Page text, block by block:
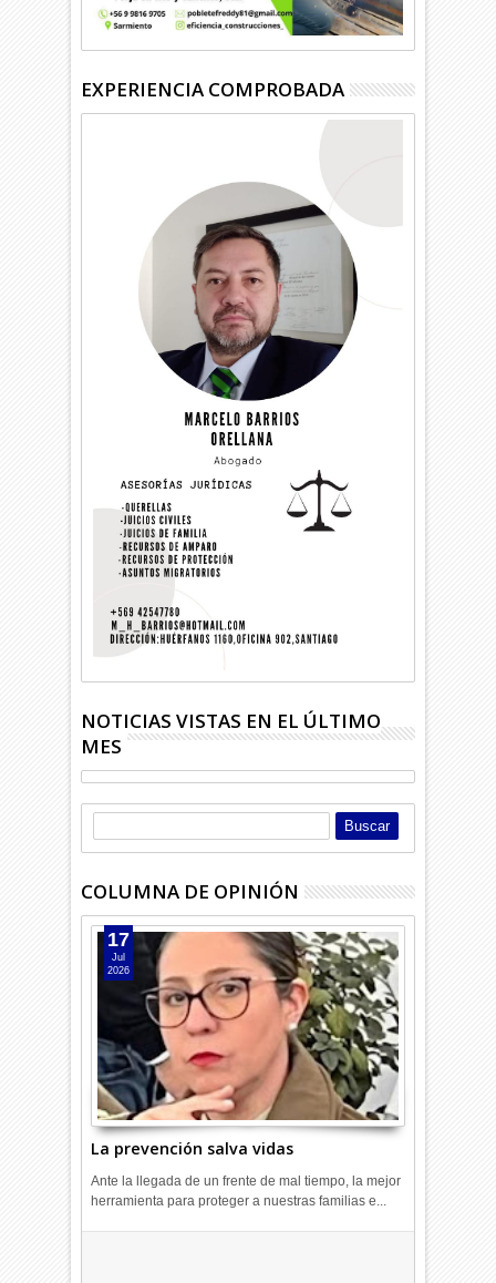
EXPERIENCIA COMPROBADA
NOTICIAS VISTAS EN EL ÚLTIMO
MES
COLUMNA DE OPINIÓN
La prevención salva vidas
17
Jul
2026
Ante la llegada de un frente de mal tiempo, la mejor
herramienta para proteger a nuestras familias e...